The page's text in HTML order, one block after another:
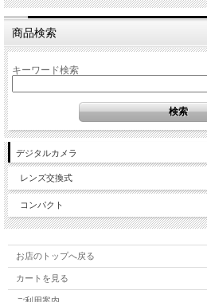
商品検索
キーワード検索
デジタルカメラ
レンズ交換式
コンパクト
お店のトップへ戻る
カートを見る